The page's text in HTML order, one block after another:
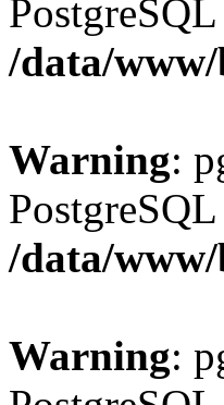
/data/
Warning:
/data/
Warning: